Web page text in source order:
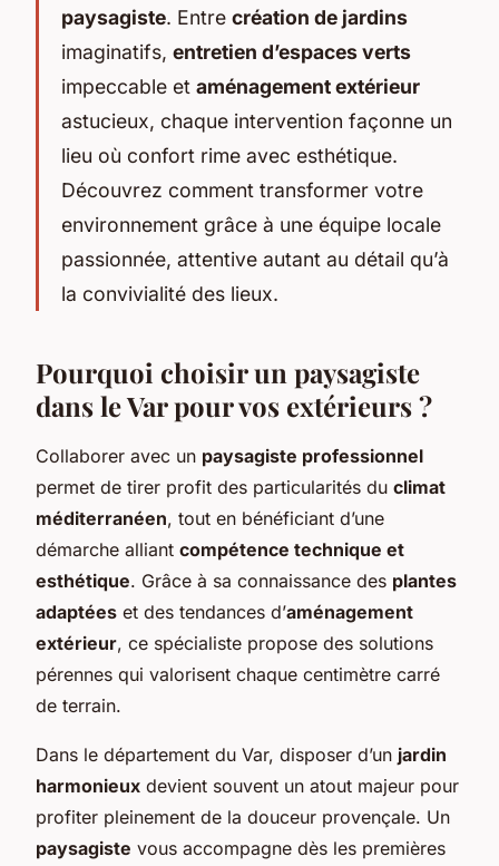
paysagiste. Entre création de jardins
imaginatifs, entretien d’espaces verts
impeccable et aménagement extérieur
astucieux, chaque intervention façonne un
lieu où confort rime avec esthétique.
Découvrez comment transformer votre
environnement grâce à une équipe locale
passionnée, attentive autant au détail qu’à
la convivialité des lieux.
Pourquoi choisir un paysagiste
dans le Var pour vos extérieurs ?
Collaborer avec un paysagiste professionnel
permet de tirer profit des particularités du climat
méditerranéen, tout en bénéficiant d’une
démarche alliant compétence technique et
esthétique. Grâce à sa connaissance des plantes
adaptées et des tendances d’aménagement
extérieur, ce spécialiste propose des solutions
pérennes qui valorisent chaque centimètre carré
de terrain.
Dans le département du Var, disposer d’un jardin
harmonieux devient souvent un atout majeur pour
profiter pleinement de la douceur provençale. Un
paysagiste vous accompagne dès les premières